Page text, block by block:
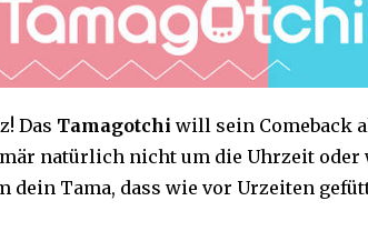
Das Tamagotchi will sein Comeback
natürlich nicht um die Uhrzeit oder
dein Tama, dass wie vor Urzeiten